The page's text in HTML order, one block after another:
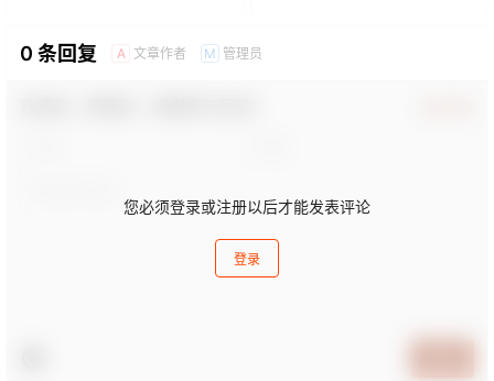
0 条回复 A 文章作者 M 管理员
您必须登录或注册以后才能发表评论
登录